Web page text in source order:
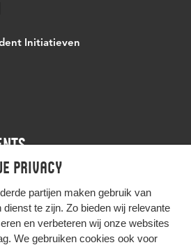
privacy
derde partijen maken gebruik van
te zijn. Zo bieden wij relevante
en verbeteren wij onze websites
We gebruiken cookies ook voor
Initiatieven